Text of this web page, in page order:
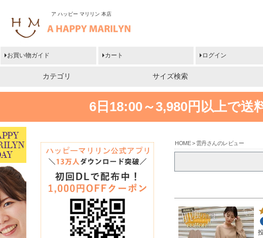
ア ハッピー マリリン 本店
お買い物ガイド カート ログイン
カテゴリ サイズ検索
6日18:00～3,980円以上で送
HOME 雲丹さんのレビュー